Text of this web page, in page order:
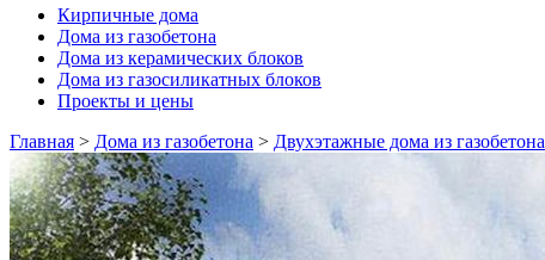
Кирпичные дома
Дома из газобетона
Дома из керамических блоков
Дома из газосиликатных блоков
Проекты и цены
Главная > Дома из газобетона > Двухэтажные дома из газобетона